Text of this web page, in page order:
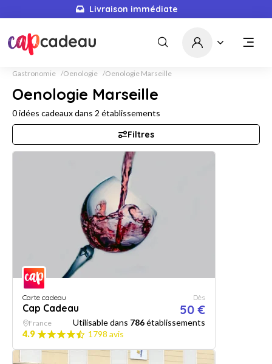
Livraison immédiate
Gastronomie Oenologie Oenologie Marseille
Oenologie Marseille
0idées cadeaux dans 2 établissements
Filtres
Carte cadeau
Cap Cadeau
Dès
50 €
France Utilisable dans 786établissements
4.9
1798 avis